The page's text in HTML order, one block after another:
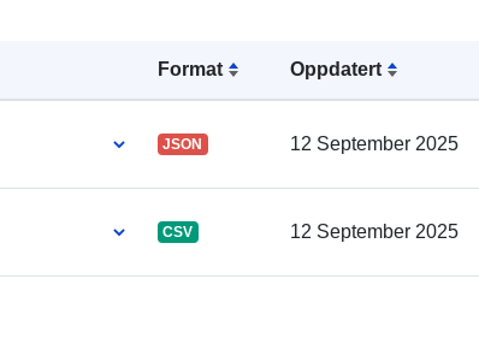
Format Oppdatert
JSON 12 September 2025
CSV 12 September 2025
Romslig: